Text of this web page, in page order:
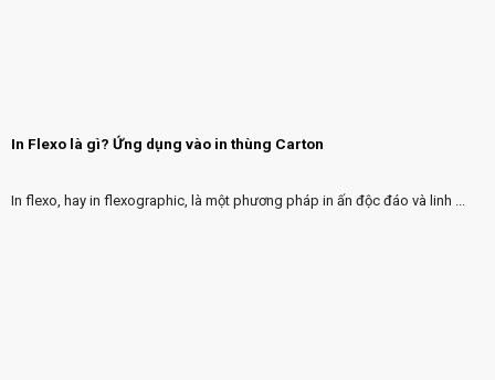
In Flexo là gì? Ứng dụng vào in thùng Carton
In flexo, hay in flexographic, là một phương pháp in ấn độc đáo và linh ...